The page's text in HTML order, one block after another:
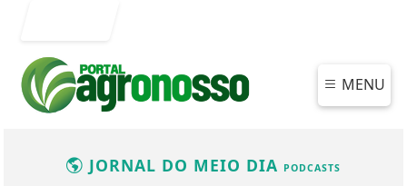
MENU
JORNAL DO MEIO DIA PODCASTS